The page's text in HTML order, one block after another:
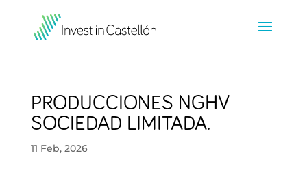
PRODUCCIONES NGHV
SOCIEDAD LIMITADA.
11 Feb, 2026